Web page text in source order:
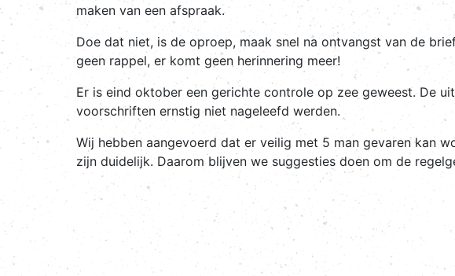
maken van een afspraak.
Doe dat niet, is de oproep, maak snel na ontvangst van de
geen rappel, er komt geen herinnering meer!
Er is eind oktober een gerichte controle op zee geweest. De
voorschriften ernstig niet nageleefd werden.
Wij hebben aangevoerd dat er veilig met 5 man gevaren kan
zijn duidelijk. Daarom blijven we suggesties doen om de